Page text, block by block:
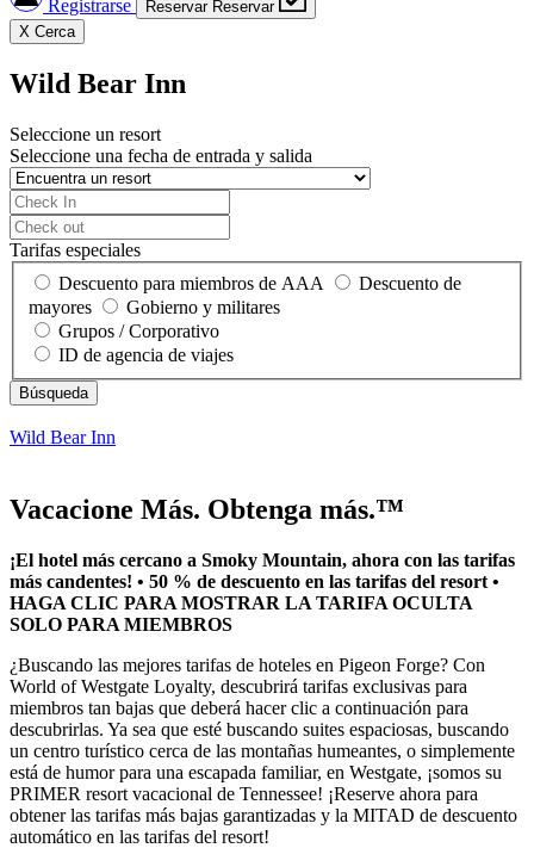
Registrarse Reservar Reservar
X Cerca
Wild Bear Inn
Seleccione un resort
Seleccione una fecha de entrada y salida
Tarifas especiales
Descuento para miembros de AAA
Descuento de
mayores
Gobierno y militares
Grupos / Corporativo
ID de agencia de viajes
Wild Bear Inn
Vacacione Más. Obtenga más.™
¡El hotel más cercano a Smoky Mountain, ahora con las tarifas
más candentes! • 50 % de descuento en las tarifas del resort •
HAGA CLIC PARA MOSTRAR LA TARIFA OCULTA
SOLO PARA MIEMBROS
¿Buscando las mejores tarifas de hoteles en Pigeon Forge? Con
World of Westgate Loyalty, descubrirá tarifas exclusivas para
miembros tan bajas que deberá hacer clic a continuación para
descubrirlas. Ya sea que esté buscando suites espaciosas, buscando
un centro turístico cerca de las montañas humeantes, o simplemente
está de humor para una escapada familiar, en Westgate, ¡somos su
PRIMER resort vacacional de Tennessee! ¡Reserve ahora para
obtener las tarifas más bajas garantizadas y la MITAD de descuento
automático en las tarifas del resort!